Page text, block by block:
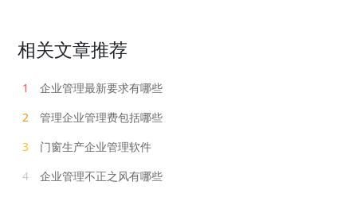
相关文章推荐
1
企业管理最新要求有哪些
2
管理企业管理费包括哪些
3
门窗生产企业管理软件
4
企业管理不正之风有哪些